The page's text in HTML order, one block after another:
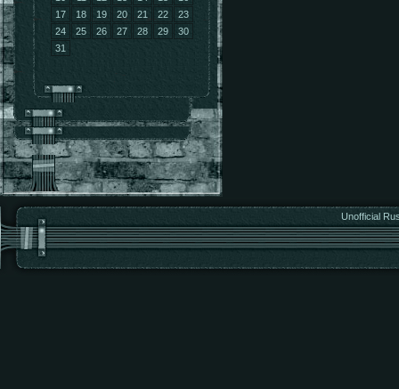
17
18 19 20 21 22
23
24
25 26 27 28 29
30
31
Unofficial